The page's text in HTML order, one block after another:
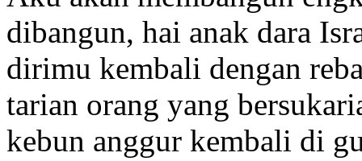
dibangun, hai anak dara
dirimu kembali dengan
tarian orang yang
kebun anggur kembali di